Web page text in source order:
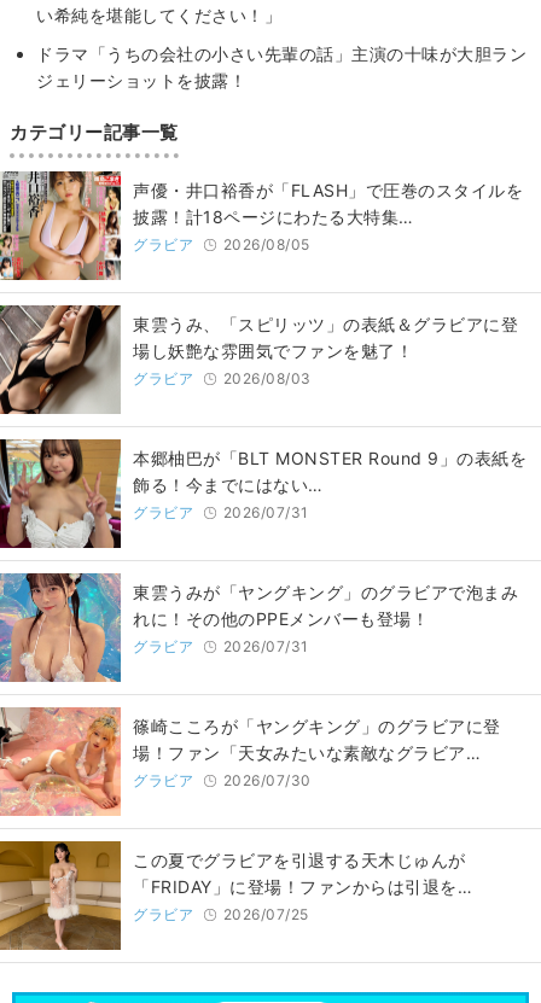
い希純を堪能してください！」
ドラマ「うちの会社の小さい先輩の話」主演の十味が大胆ラン
ジェリーショットを披露！
カテゴリー記事一覧
声優・井口裕香が「FLASH」で圧巻のスタイルを
披露！計18ページにわたる大特集…
グラビア 2026/08/05
東雲うみ、「スピリッツ」の表紙＆グラビアに登
場し妖艶な雰囲気でファンを魅了！
グラビア 2026/08/03
本郷柚巴が「BLT MONSTER Round 9」の表紙を
飾る！今までにはない…
グラビア 2026/07/31
東雲うみが「ヤングキング」のグラビアで泡まみ
れに！その他のPPEメンバーも登場！
グラビア 2026/07/31
篠崎こころが「ヤングキング」のグラビアに登
場！ファン「天女みたいな素敵なグラビア…
グラビア 2026/07/30
この夏でグラビアを引退する天木じゅんが
「FRIDAY」に登場！ファンからは引退を…
グラビア 2026/07/25